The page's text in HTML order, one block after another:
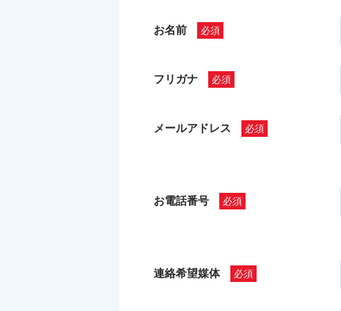
お名前
フリガナ
メールアドレス
お電話番号
連絡希望媒体